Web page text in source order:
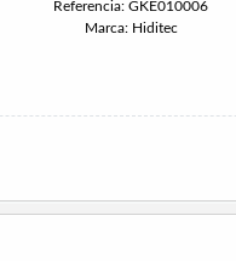
Referencia: GKE010006
Marca: Hiditec